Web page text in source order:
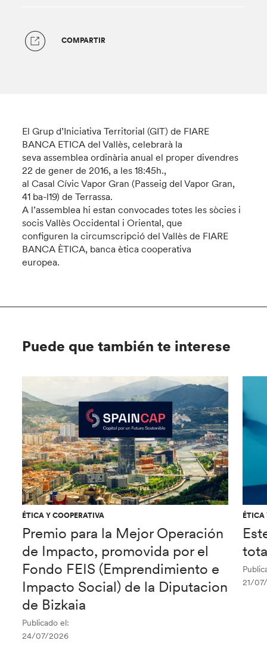
COMPARTIR
El Grup d’Iniciativa Territorial (GIT) de FIARE
BANCA ETICA del Vallès, celebrarà la
seva assemblea ordinària anual el proper divendres
22 de gener de 2016, a les 18:45h.,
al Casal Cívic Vapor Gran (Passeig del Vapor Gran,
41 ba-l19) de Terrassa.
A l’assemblea hi estan convocades totes les sòcies i
socis Vallès Occidental i Oriental, que
configuren la circumscripció del Vallès de FIARE
BANCA ÈTICA, banca ètica cooperativa
europea.
Puede que también te interese
ÉTICA Y COOPERATIVA
Premio para la Mejor Operación
de Impacto, promovida por el
Fondo FEIS (Emprendimiento e
Impacto Social) de la Diputacion
de Bizkaia
Publicado el:
24/07/2026
ÉTICA
21/